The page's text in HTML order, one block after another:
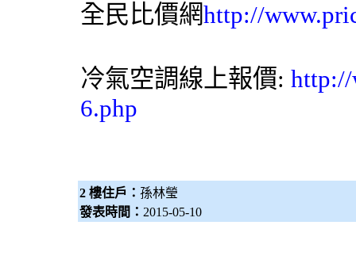
全民比價網http://
冷氣空調線上報價: http://
6.php
2 樓住戶： 孫林瑩
發表時間： 2015-05-10